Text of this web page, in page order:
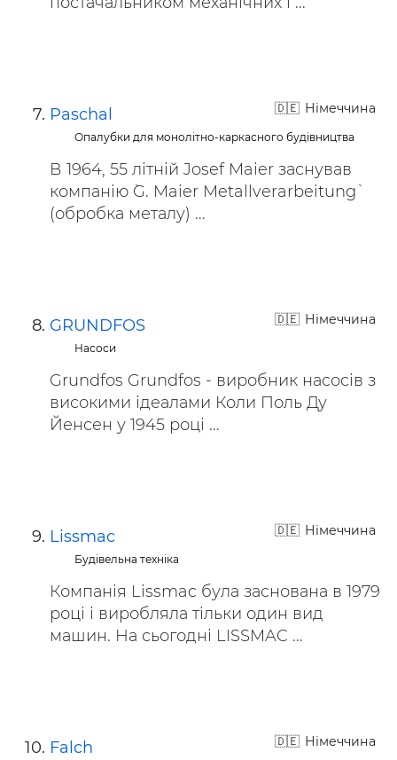
Німеччина
Paschal
Опалубки для монолітно-каркасного будівництва
В 1964, 55 літній Josef Maier заснував
компанію `G. Maier Metallverarbeitung`
(обробка металу) ...
Німеччина
GRUNDFOS
Насоси
Grundfos Grundfos - виробник насосів з
високими ідеалами Коли Поль Ду
Йенсен у 1945 році ...
Німеччина
Lissmac
Будівельна техніка
Компанія Lissmac була заснована в 1979
році і виробляла тільки один вид
машин. На сьогодні LISSMAC ...
Німеччина
Falch